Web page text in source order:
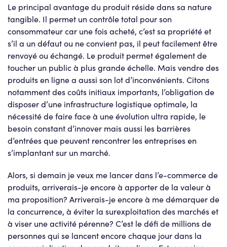
Le principal avantage du produit réside dans sa nature
tangible. Il permet un contrôle total pour son
consommateur car une fois acheté, c’est sa propriété et
s’il a un défaut ou ne convient pas, il peut facilement être
renvoyé ou échangé. Le produit permet également de
toucher un public à plus grande échelle. Mais vendre des
produits en ligne a aussi son lot d’inconvénients. Citons
notamment des coûts initiaux importants, l’obligation de
disposer d’une infrastructure logistique optimale, la
nécessité de faire face à une évolution ultra rapide, le
besoin constant d’innover mais aussi les barrières
d’entrées que peuvent rencontrer les entreprises en
s’implantant sur un marché.
Alors, si demain je veux me lancer dans l’e-commerce de
produits, arriverais-je encore à apporter de la valeur à
ma proposition? Arriverais-je encore à me démarquer de
la concurrence, à éviter la surexploitation des marchés et
à viser une activité pérenne? C’est le défi de millions de
personnes qui se lancent encore chaque jour dans la